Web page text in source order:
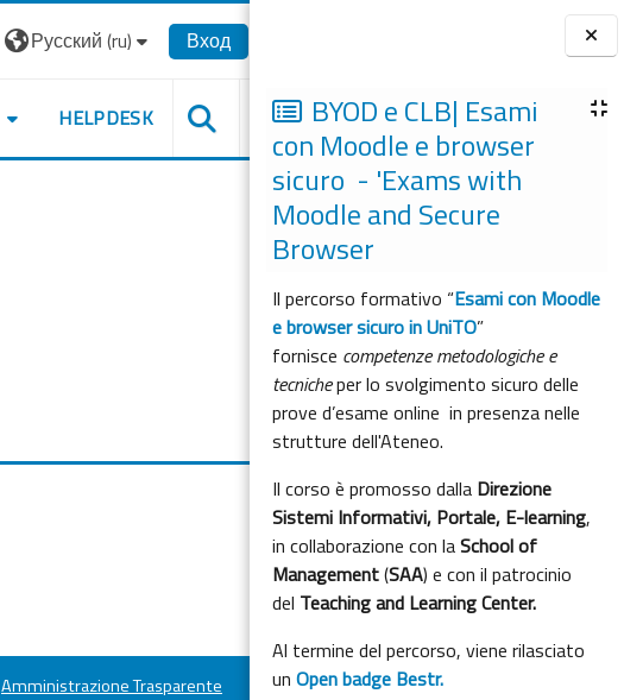
Блоки
BYOD e CLB| Esami
con Moodle e browser
sicuro - 'Exams with
Moodle and Secure
Browser
Il percorso formativo “Esami con Moodle
e browser sicuro in UniTO”
fornisce competenze metodologiche e
tecnicheper lo svolgimento sicuro delle
prove d’esame online in presenza nelle
strutture dell'Ateneo.
Il corso è promosso dalla Direzione
Sistemi Informativi, Portale, E-learning,
in collaborazione con laSchool of
Management(SAA) e con il patrocinio
del Teaching and Learning Center.
Al termine del percorso, viene rilasciato
unOpen badge Bestr.
Русский ‎(ru)‎ Вход
HELPDESK
Amministrazione Trasparente